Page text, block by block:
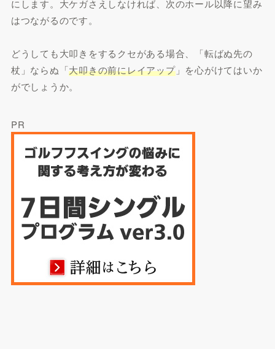
にします。大ケガさえしなければ、次のホール以降に望み
はつながるのです。
どうしても大叩きをするクセがある場合、「転ばぬ先の
杖」ならぬ「大叩きの前にレイアップ」を心がけてはいか
がでしょうか。
PR